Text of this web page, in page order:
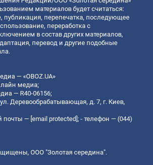
материалов будет считаться:
публикация, перепечатка, последующее
переработка с
в состав других материалов,
перевод и другие подобные
— «OBOZ.UA»
медиа;
— R40-06156;
Деревообрабатывающая, д. 7, г. Киев,
почты — [email protected]; - телефон — (044)
ООО "Золотая середина".